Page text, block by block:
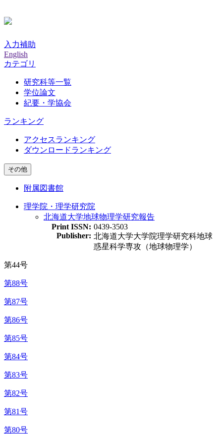
入力補助
English
カテゴリ
研究科等一覧
学位論文
紀要・学協会
ランキング
アクセスランキング
ダウンロードランキング
その他
附属図書館
理学院・理学研究院
北海道大学地球物理学研究報告
Print ISSN: 0439-3503
Publisher: 北海道大学大学院理学研究科地球
惑星科学専攻（地球物理学）
第44号
第88号
第87号
第86号
第85号
第84号
第83号
第82号
第81号
第80号